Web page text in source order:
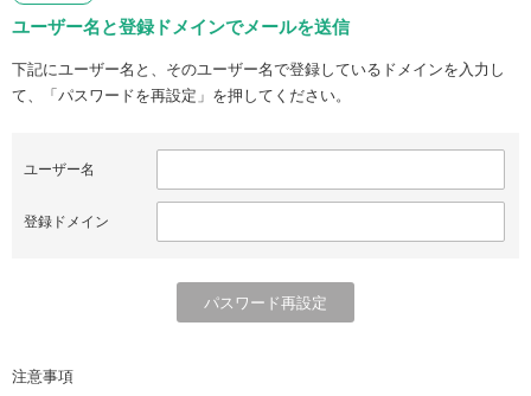
ユーザー名と登録ドメインでメールを送信
下記にユーザー名と、そのユーザー名で登録しているドメインを入力し
て、「パスワードを再設定」を押してください。
ユーザー名
登録ドメイン
注意事項